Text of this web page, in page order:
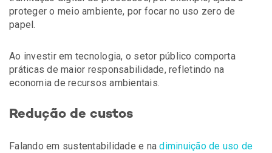
proteger o meio ambiente, por focar no uso zero de
papel.
Ao investir em tecnologia, o setor público comporta
práticas de maior responsabilidade, refletindo na
economia de recursos ambientais.
Redução de custos
Falando em sustentabilidade e nadiminuição de uso de